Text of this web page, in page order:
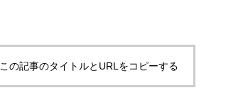
この記事のタイトルとURLをコピーする